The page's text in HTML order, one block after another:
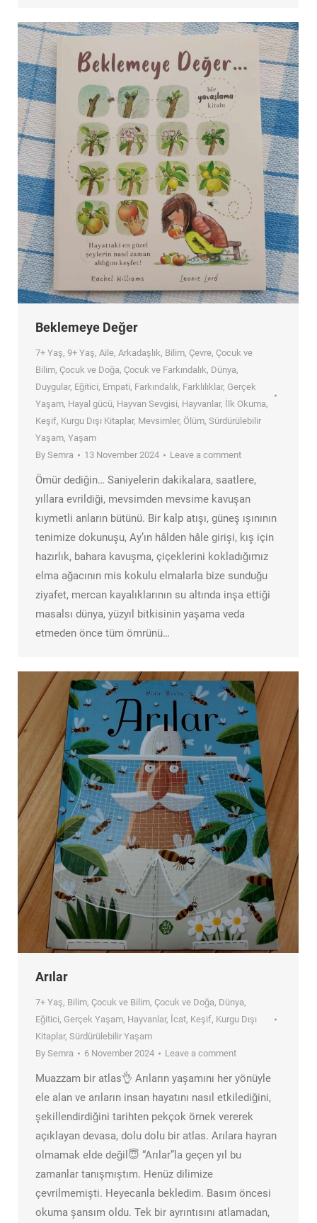
Beklemeye Değer
7+ Yaş, 9+ Yaş, Aile, Arkadaşlık, Bilim, Çevre, Çocuk ve
Bilim, Çocuk ve Doğa, Çocuk ve Farkındalık, Dünya,
Duygular, Eğitici, Empati, Farkındalık, Farklılıklar, Gerçek
Yaşam, Hayal gücü, Hayvan Sevgisi, Hayvanlar, İlk Okuma,
Keşif, Kurgu Dışı Kitaplar, Mevsimler, Ölüm, Sürdürülebilir
Yaşam, Yaşam
By Semra 13 November 2024 Leave a comment
Ömür dediğin… Saniyelerin dakikalara, saatlere,
yıllara evrildiği, mevsimden mevsime kavuşan
kıymetli anların bütünü. Bir kalp atışı, güneş ışınının
tenimize dokunuşu, Ay’ın hâlden hâle girişi, kış için
hazırlık, bahara kavuşma, çiçeklerini kokladığımız
elma ağacının mis kokulu elmalarla bize sunduğu
ziyafet, mercan kayalıklarının su altında inşa ettiği
masalsı dünya, yüzyıl bitkisinin yaşama veda
etmeden önce tüm ömrünü…
Arılar
7+ Yaş, Bilim, Çocuk ve Bilim, Çocuk ve Doğa, Dünya,
Eğitici, Gerçek Yaşam, Hayvanlar, İcat, Keşif, Kurgu Dışı
Kitaplar, Sürdürülebilir Yaşam
By Semra 6 November 2024 Leave a comment
Muazzam bir atlas👌 Arıların yaşamını her yönüyle
ele alan ve arıların insan hayatını nasıl etkilediğini,
şekillendirdiğini tarihten pekçok örnek vererek
açıklayan devasa, dolu dolu bir atlas. Arılara hayran
olmamak elde değil😇 “Arılar”la geçen yıl bu
zamanlar tanışmıştım. Henüz dilimize
çevrilmemişti. Heyecanla bekledim. Basım öncesi
okuma şansım oldu. Tek bir ayrıntısını atlamadan,